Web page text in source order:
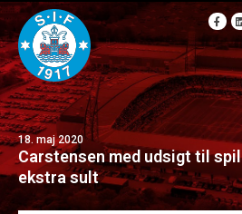
18. maj 2020
Carstensen med udsigt til
ekstra sult